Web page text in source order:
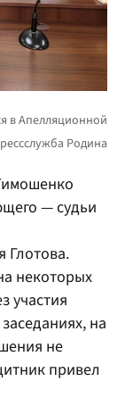
— судьи
Глотова.
некоторых
участия
на
не
привел